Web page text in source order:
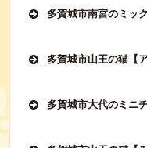
多賀城市南宮のミッ
多賀城市山王の猫【
多賀城市大代のミニ